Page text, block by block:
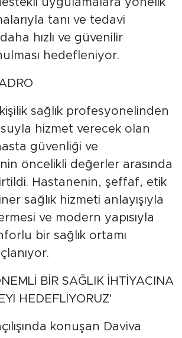
uygulamalara yönelik
tanı ve tedavi
hızlı ve güvenilir
hedefleniyor.
sağlık profesyonelinden
hizmet verecek olan
güvenliği ve
öncelikli değerler arasında
Hastanenin, şeffaf, etik
sağlık hizmeti anlayışıyla
ve modern yapısıyla
bir sağlık ortamı
BİR SAĞLIK İHTİYACINA
HEDEFLİYORUZ'
konuşan Daviva